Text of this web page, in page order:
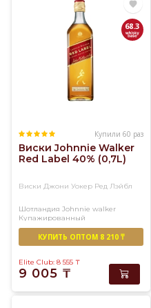
68.3
Купили 60 раз
Виски Johnnie Walker
Red Label 40% (0,7L)
Виски Джони Уокер Ред Лэйбл
Шотландия Johnnie walker
Купажированный
КУПИТЬ ОПТОМ 8 210 ₸
Elite Club: 8 555 ₸
9 005 ₸